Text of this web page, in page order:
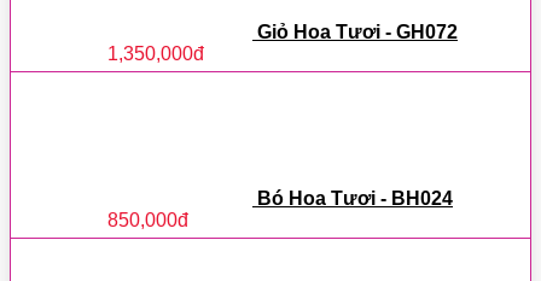
Giỏ Hoa Tươi - GH072
1,350,000đ
Bó Hoa Tươi - BH024
850,000đ